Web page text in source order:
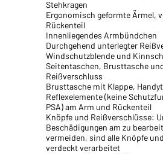
Stehkragen
Ergonomisch geformte Ärmel,
Rückenteil
Innenliegendes Armbündchen
Durchgehend unterlegter
Windschutzblende und
Seitentaschen, Brusttasche
Reißverschluss
Brusttasche mit Klappe,
Reflexelemente (keine
PSA) am Arm und Rückenteil
Knöpfe und Reißverschlüsse:
Beschädigungen am zu
vermeiden, sind alle Knöpfe
verdeckt verarbeitet